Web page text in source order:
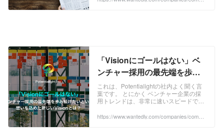
「Visionにゴールはない」ベ
ンチャー採用の最先端を歩み
続けたいという想いを込めた
新しいVisionとは？ | Mission
Vision
これは、Potentialightの社内よく聞く言
葉です。 とにかく ベンチャー企業の採
用トレンドは、非常に速いスピードで変
いけないと、採用コンサルティング企業
https://www.wantedly.com/companies/compa